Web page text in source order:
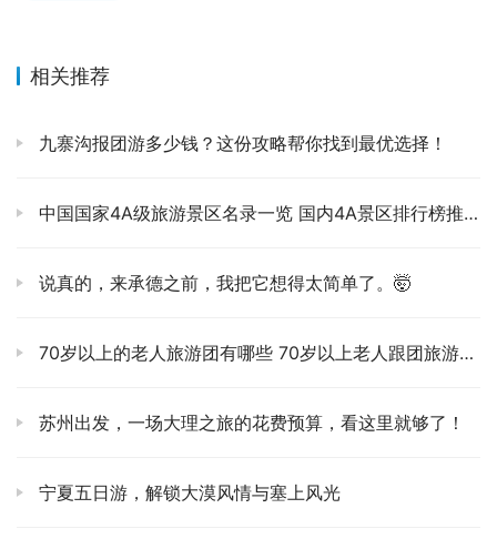
马俑博物馆 ➡️ 华清宫（可选） ➡️ 《长恨歌》演出
在火车站听任何人忽悠你坐私家车！直接去东广场，找那个
便宜，直达景区，安全！👍
在那个巨大的俑坑前，当成千上万个面容各异、神情肃穆的
麻！你会忍不住去想，两千多年前，是怎样的一群工匠，怀
不是冰冷的陶土，他们是活生生的、有名有姓的秦国士兵，
的文字，而是扑面而来的、有重量的呼吸。记得一定要请个
相关推荐
九寨沟报团游多少钱？这份攻略帮你找到最优选择！
中国国家4A级旅游景区名录一览 国内4A景区排行榜推荐
说真的，来承德之前，我把它想得太简单了。🤯
70岁以上的老人旅游团有哪些 70岁以上老人跟团旅游规定
苏州出发，一场大理之旅的花费预算，看这里就够了！
宁夏五日游，解锁大漠风情与塞上风光